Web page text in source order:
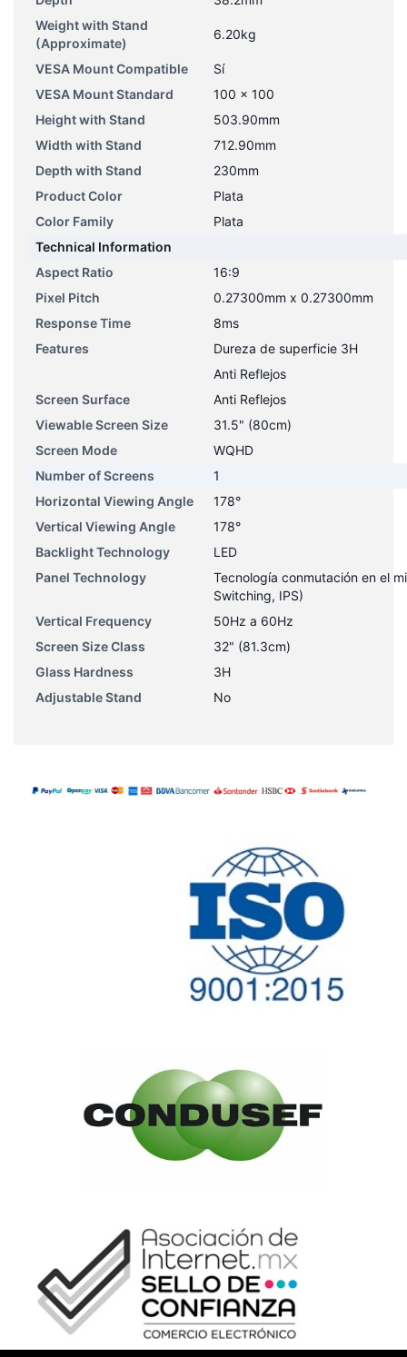
Weight with Stand
(Approximate)
6.20kg
VESA Mount Compatible
Sí
VESA Mount Standard
100 x 100
Height with Stand
503.90mm
Width with Stand
712.90mm
Depth with Stand
230mm
Product Color
Plata
Color Family
Plata
Technical Information
Aspect Ratio
16:9
Pixel Pitch
0.27300mm x 0.27300mm
Response Time
8ms
Features
Dureza de superficie 3H
Anti Reflejos
Screen Surface
Anti Reflejos
Viewable Screen Size
31.5" (80cm)
Screen Mode
WQHD
Number of Screens
1
Horizontal Viewing Angle
178°
Vertical Viewing Angle
178°
Backlight Technology
LED
Panel Technology
Tecnología conmutación en el
Switching, IPS)
Vertical Frequency
50Hz a 60Hz
Screen Size Class
32" (81.3cm)
Glass Hardness
3H
Adjustable Stand
No